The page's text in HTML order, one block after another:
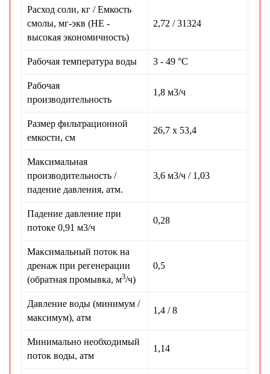
Расход соли, кг / Емкость
смолы, мг-экв (НЕ -
высокая экономичность)
2,72 / 31324
Рабочая температура воды 3 - 49 °С
Рабочая
производительность
1,8 м3/ч
Размер фильтрационной
емкости, см
26,7 х 53,4
Максимальная
производительность /
падение давления, атм.
3,6 м3/ч / 1,03
Падение давление при
потоке 0,91 м3/ч
0,28
Максимальный поток на
дренаж при регенерации
(обратная промывка, м3/ч)
0,5
Давление воды (минимум /
максимум), атм
1,4 / 8
Минимально необходимый
поток воды, атм
1,14